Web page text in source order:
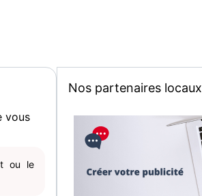
vous
ou le
Nos partenaires locaux